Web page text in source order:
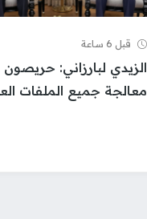
قبل 6 ساعة
الزيدي لبارزاني:
معالجة جميع الملفات